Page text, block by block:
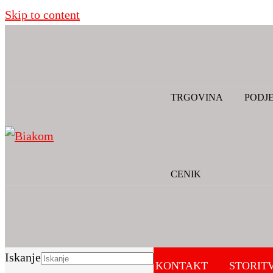
Skip to content
TRGOVINA
CENIK
Iskanje
TRGOVINA PODJETJE KONTAKT